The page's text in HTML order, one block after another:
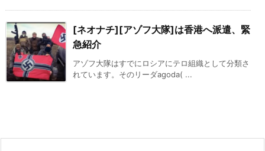
[ネオナチ][アゾフ大隊]は香港へ派遣、緊
急紹介
アゾフ大隊はすでにロシアにテロ組織として分類さ
れています。そのリーダagoda( ...